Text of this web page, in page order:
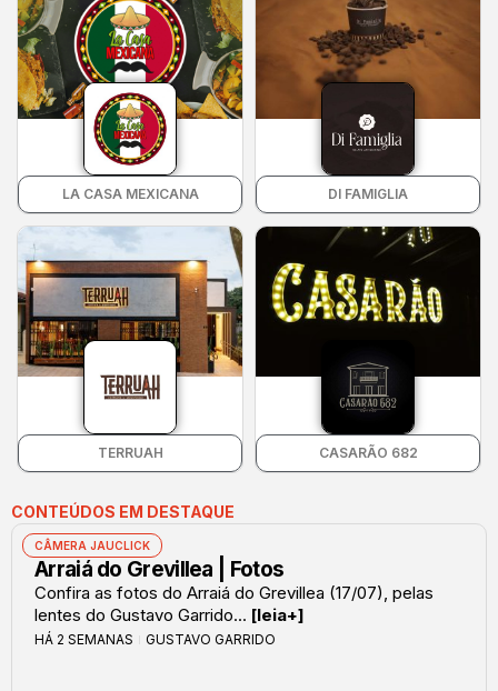
LA CASA MEXICANA DI FAMIGLIA
TERRUAH CASARÃO 682
CONTEÚDOS EM DESTAQUE
CÂMERA JAUCLICK
Arraiá do Grevillea | Fotos
Confira as fotos do Arraiá do Grevillea (17/07), pelas
lentes do Gustavo Garrido... [leia+]
HÁ 2 SEMANAS GUSTAVO GARRIDO